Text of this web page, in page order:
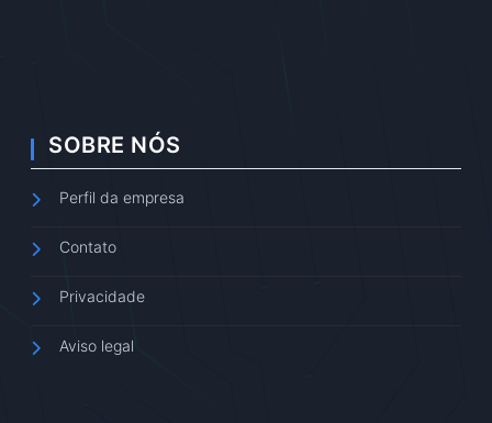
SOBRE NÓS
Perfil da empresa
Contato
Privacidade
Aviso legal